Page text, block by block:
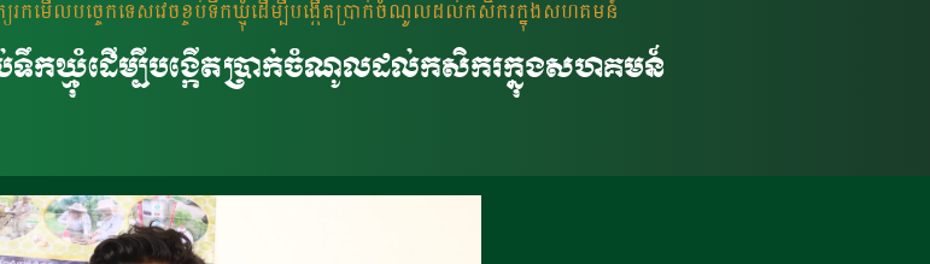
រកមើលបច្ចេកទេសវេចខ្ចប់ទឹកឃ្មុំដើម្បីបង្កើតប្រាក់ចំណូលដល់កសិករក្នុងសហគមន៍
ប់ទឹកឃ្មុំដើម្បីបង្កើតប្រាក់ចំណូលដល់កសិករក្នុងសហគមន៍